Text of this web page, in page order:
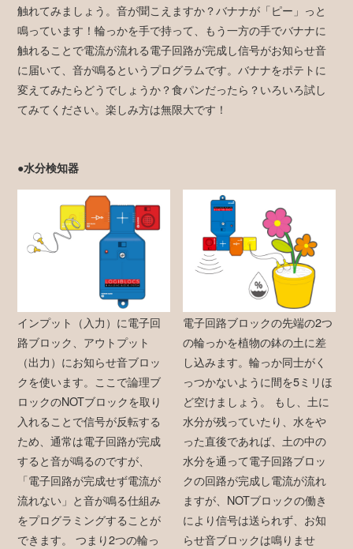
触れてみましょう。音が聞こえますか？バナナが「ピー」っと
鳴っています！輪っかを手で持って、もう一方の手でバナナに
触れることで電流が流れる電子回路が完成し信号がお知らせ音
に届いて、音が鳴るというプログラムです。バナナをポテトに
変えてみたらどうでしょうか？食パンだったら？いろいろ試し
てみてください。楽しみ方は無限大です！
●水分検知器
インプット（入力）に電子回
路ブロック、アウトプット
（出力）にお知らせ音ブロッ
クを使います。ここで論理ブ
ロックのNOTブロックを取り
入れることで信号が反転する
ため、通常は電子回路が完成
すると音が鳴るのですが、
「電子回路が完成せず電流が
流れない」と音が鳴る仕組み
をプログラミングすることが
できます。 つまり2つの輪っ
電子回路ブロックの先端の2つ
の輪っかを植物の鉢の土に差
し込みます。輪っか同士がく
っつかないように間を5ミリほ
ど空けましょう。 もし、土に
水分が残っていたり、水をや
った直後であれば、土の中の
水分を通って電子回路ブロッ
クの回路が完成し電流が流れ
ますが、NOTブロックの働き
により信号は送られず、お知
らせ音ブロックは鳴りませ